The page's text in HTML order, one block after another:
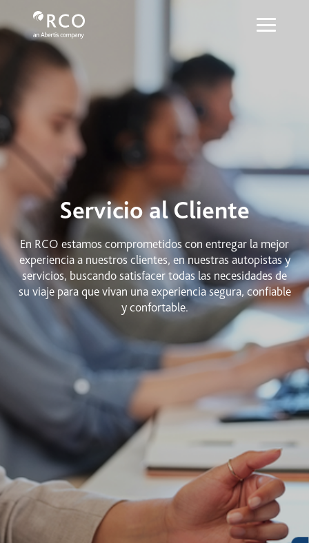
Pular para o Conteúdo principal
Servicio al cliente - Red Vía Corta
Servicio al Cliente
En RCO estamos comprometidos con entregar la mejor
experiencia a nuestros clientes, en nuestras autopistas y
servicios, buscando satisfacer todas las necesidades de
su viaje para que vivan una experiencia segura, confiable
y confortable.